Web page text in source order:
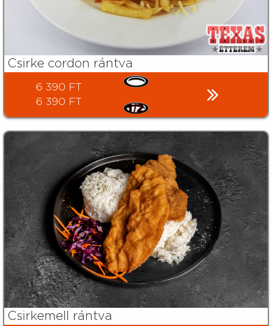
Csirke cordon rántva
6 390 FT
6 390 FT
Csirkemell rántva